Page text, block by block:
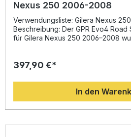
Nexus 250 2006-2008
Verwendungsliste: Gilera Nexus
Beschreibung: Der GPR Evo4
für Gilera Nexus 250 2006–2008
für eine spürbare Steigerung von
Vergleich zur Serienanlage. Damit
nur eine bessere Performance,
dynamisches Klangbild, das ein
vermittelt. Die Fertigung erfolgt in
eine gleichbleibend hohe
397,90 €*
In den